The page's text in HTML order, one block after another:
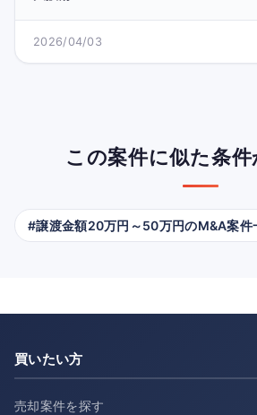
2026/04/03
この案件に似た条
#譲渡金額20万円～50万円のM&A案件
買いたい方
売却案件を探す